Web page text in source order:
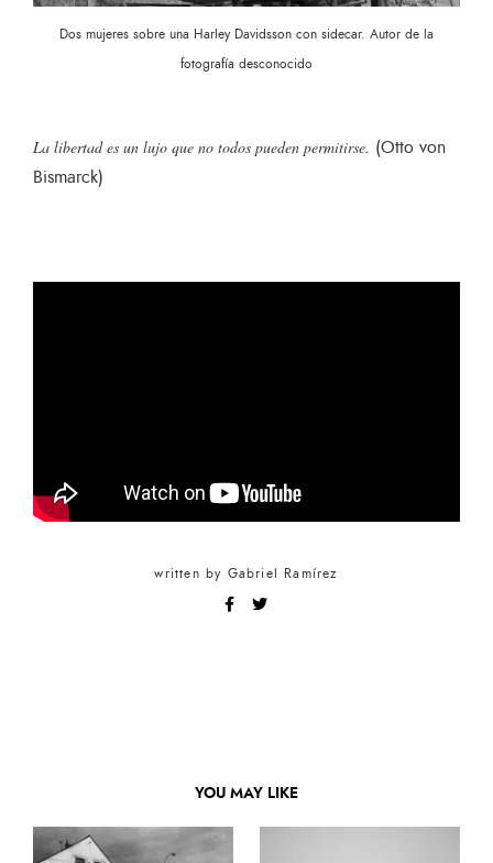
Dos mujeres sobre una Harley Davidsson con sidecar. Autor de la
fotografía desconocido
La libertad es un lujo que no todos pueden permitirse. (Otto von
Bismarck)
written by Gabriel Ramírez
YOU MAY LIKE